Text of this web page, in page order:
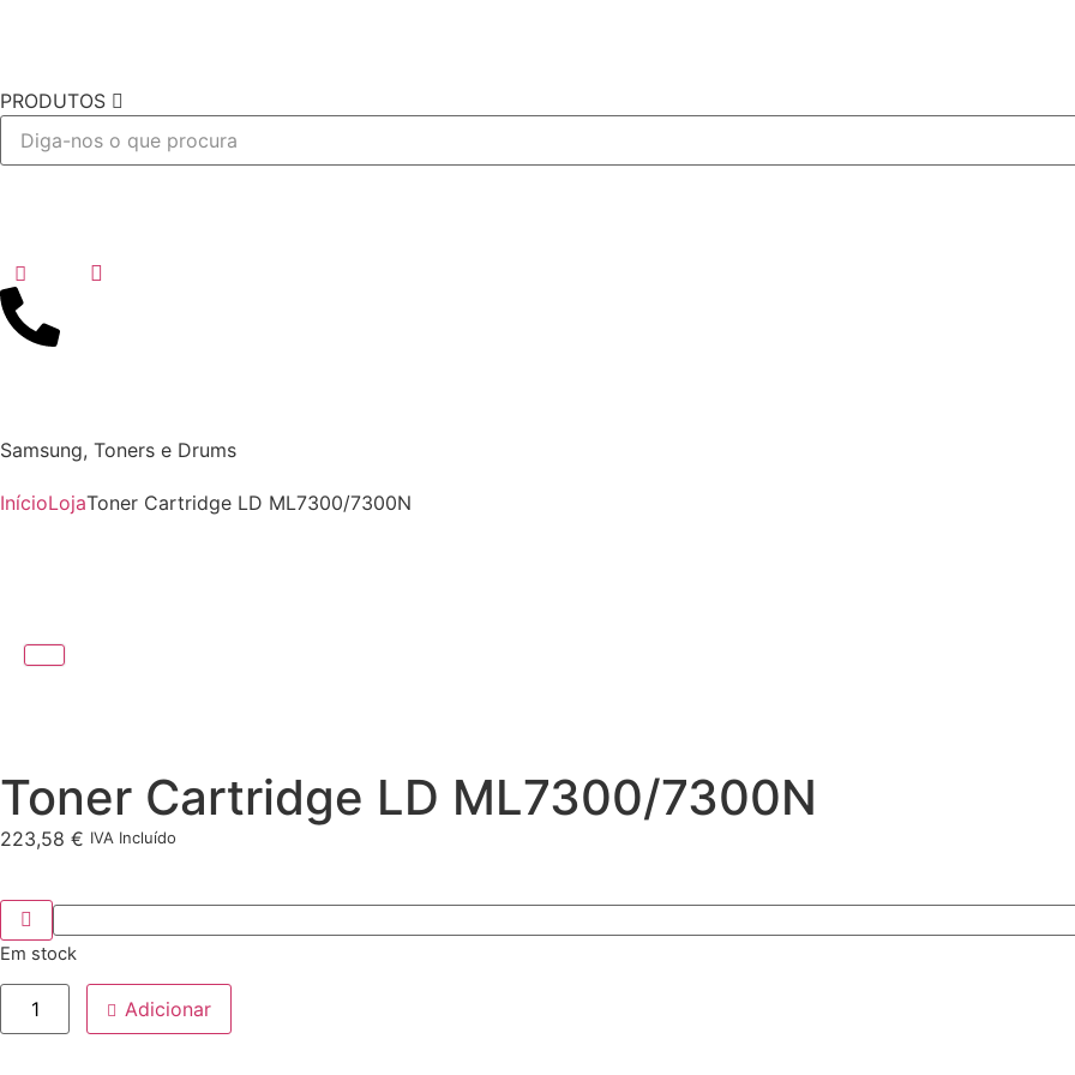
PRODUTOS
Samsung, Toners e Drums
InícioLojaToner Cartridge LD ML7300/7300N
Toner Cartridge LD ML7300/7300N
223,58 € IVA Incluído
Em stock
Adicionar